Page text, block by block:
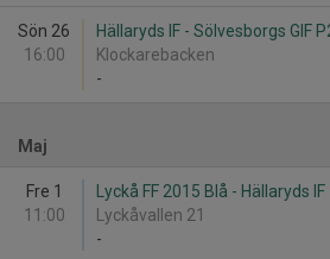
Sön 26
16:00
Hällaryds IF - Sölvesborgs GIF
Klockarebacken
-
Maj
Fre 1
11:00
Lyckå FF 2015 Blå - Hällaryds IF
Lyckåvallen 21
-